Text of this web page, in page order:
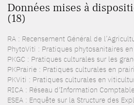
Données mises à
(18)
RA : Recensement Général de
PhytoViti : Pratiques phytosanitaires
PKGC : Pratiques culturales sur les
PKPrairie : Pratiques culturales en
PKViti : Pratiques culturales en
RICA : Réseau d'Information
ESEA : Enquête sur la Structure des